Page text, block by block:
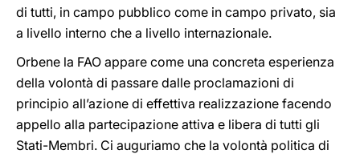
di tutti, in campo pubblico come in campo privato, sia
a livello interno che a livello internazionale.
Orbene la FAO appare come una concreta esperienza
della volontà di passare dalle proclamazioni di
principio all’azione di effettiva realizzazione facendo
appello alla partecipazione attiva e libera di tutti gli
Stati-Membri. Ci auguriamo che la volontà politica di